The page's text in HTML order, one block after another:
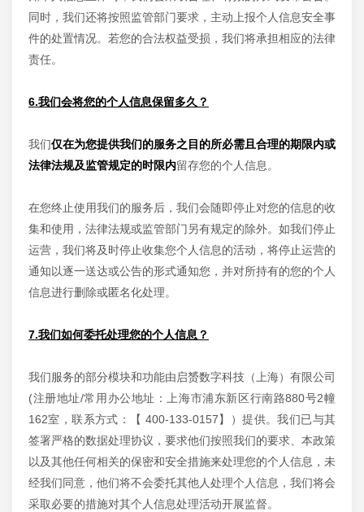
同时，我们还将按照监管部门要求，主动上报个人信息安全事
件的处置情况。若您的合法权益受损，我们将承担相应的法律
责任。
6.我们会将您的个人信息保留多久？
我们仅在为您提供我们的服务之目的所必需且合理的期限内或
法律法规及监管规定的时限内留存您的个人信息。
在您终止使用我们的服务后，我们会随即停止对您的信息的收
集和使用，法律法规或监管部门另有规定的除外。如我们停止
运营，我们将及时停止收集您个人信息的活动，将停止运营的
通知以逐一送达或公告的形式通知您，并对所持有的您的个人
信息进行删除或匿名化处理。
7.我们如何委托处理您的个人信息？
我们服务的部分模块和功能由启赟数字科技（上海）有限公司
(注册地址/常用办公地址：上海市浦东新区行南路880号2幢
162室，联系方式：【 400-133-0157】）提供。我们已与其
签署严格的数据处理协议，要求他们按照我们的要求、本政策
以及其他任何相关的保密和安全措施来处理您的个人信息，未
经我们同意，他们将不会委托其他人处理个人信息，我们将会
采取必要的措施对其个人信息处理活动开展监督。